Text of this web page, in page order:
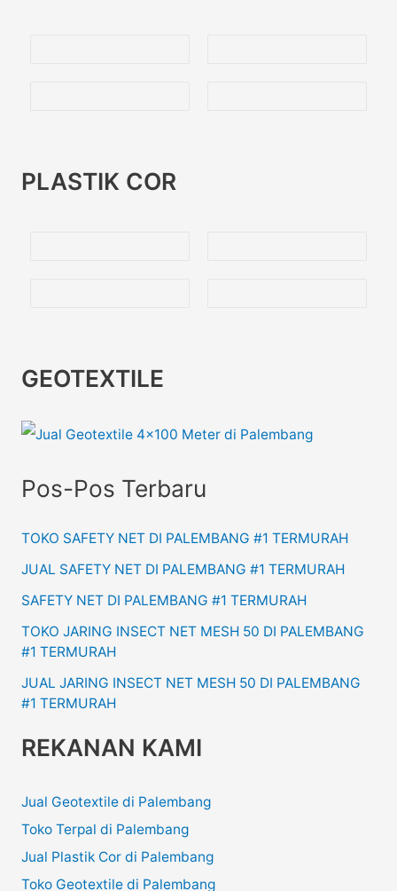
PLASTIK COR
GEOTEXTILE
Pos-Pos Terbaru
TOKO SAFETY NET DI PALEMBANG #1 TERMURAH
JUAL SAFETY NET DI PALEMBANG #1 TERMURAH
SAFETY NET DI PALEMBANG #1 TERMURAH
TOKO JARING INSECT NET MESH 50 DI PALEMBANG
#1 TERMURAH
JUAL JARING INSECT NET MESH 50 DI PALEMBANG
#1 TERMURAH
REKANAN KAMI
Jual Geotextile di Palembang
Toko Terpal di Palembang
Jual Plastik Cor di Palembang
Toko Geotextile di Palembang